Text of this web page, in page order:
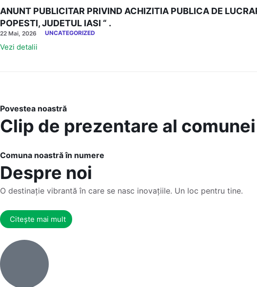
ANUNT PUBLICITAR PRIVIND ACHIZITIA PUBLICA DE
POPESTI, JUDETUL IASI “ .
22 Mai, 2026 UNCATEGORIZED
Vezi detalii
Povestea noastră
Clip de prezentare al
Comuna noastră în numere
Despre noi
O destinație vibrantă în care se nasc inovațiile. Un loc pentru tine.
Citește mai mult